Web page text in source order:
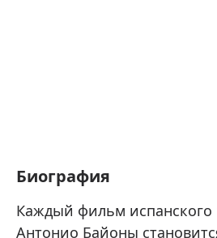
Биография
Каждый фильм испанского
Антонио Байоны